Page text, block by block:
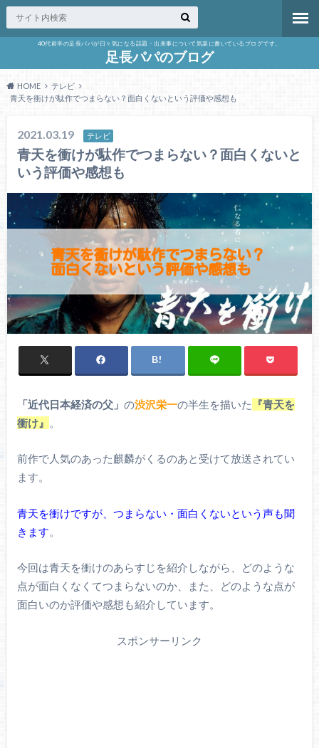
40代前半の足長パパが日々気になる話題・出来事について気楽に書いているブログです。
足長パパのブログ
HOME
テレビ
青天を衝けが駄作でつまらない？面白くないという評価や感想も
2021.03.19 テレビ
青天を衝けが駄作でつまらない？面白くないと
いう評価や感想も
「近代日本経済の父」 の渋沢栄一の半生を描いた 『青天を
衝け』 。
前作で人気のあった麒麟がくるのあと受けて放送されてい
ます。
青天を衝けですが、つまらない・面白くないという声も聞
きます。
今回は青天を衝けのあらすじを紹介しながら、どのような
点が面白くなくてつまらないのか、また、どのような点が
面白いのか評価や感想も紹介しています。
スポンサーリンク